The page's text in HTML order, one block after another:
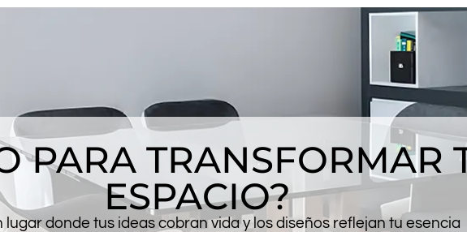
PARA TRANSFORMAR
ESPACIO?
lugar donde tus ideas cobran vida y los diseños reflejan tu esencia